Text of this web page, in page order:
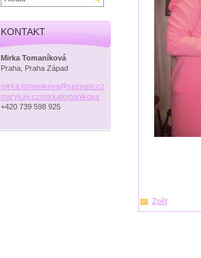
Zpět
KONTAKT
Mirka Tomaníková
Praha, Praha Západ
mirka.tomanikova@seznam.cz
marykay.cz/mirkatomanikova
+420 739 598 925